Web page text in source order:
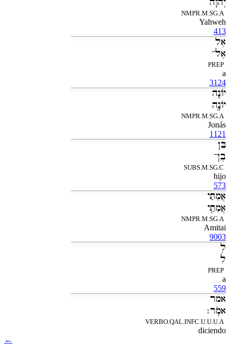
יְהוָ֔ה
NMPR.M.SG.A
Yahweh
413
אֶל
אֶל־
PREP
a
3124
יֹונָה
יֹונָ֥ה
NMPR.M.SG.A
Jonás
1121
בֵּן
בֶן־
SUBS.M.SG.C
hijo
573
אֲמִתַּי
אֲמִתַּ֖י
NMPR.M.SG.A
Amitai
9003
לְ
לֵ
PREP
a
559
אמר
אמֹֽר׃
VERBO.QAL.INFC.U.U.U.A
diciendo
←